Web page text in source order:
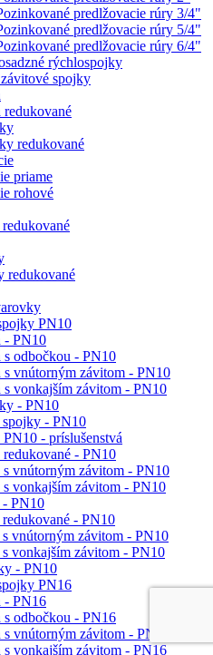
predlžovacie rúry 3/4"
predlžovacie rúry 5/4"
predlžovacie rúry 6/4"
rýchlospojky
spojky
redukované
redukované
priame
rohové
redukované
PN10
- PN10
s odbočkou - PN10
s vnútorným závitom - PN10
s vonkajším závitom - PN10
- PN10
spojky - PN10
- príslušenstvá
- PN10
s vnútorným závitom - PN10
s vonkajším závitom - PN10
PN10
- PN10
vnútorným závitom - PN10
vonkajším závitom - PN10
- PN10
PN16
- PN16
s odbočkou - PN16
vnútorným závitom - PN16
s vonkajším závitom - PN16